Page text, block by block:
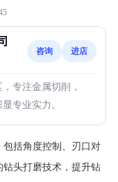
咨询 进店
专注金属切削，
专业实力。
括角度控制、刃口对
头打磨技术，提升钻